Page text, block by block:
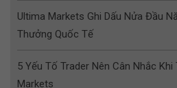
Ultima Markets Ghi Dấu Nửa Đầu
Thưởng Quốc Tế
5 Yếu Tố Trader Nên Cân Nhắc Khi
Markets